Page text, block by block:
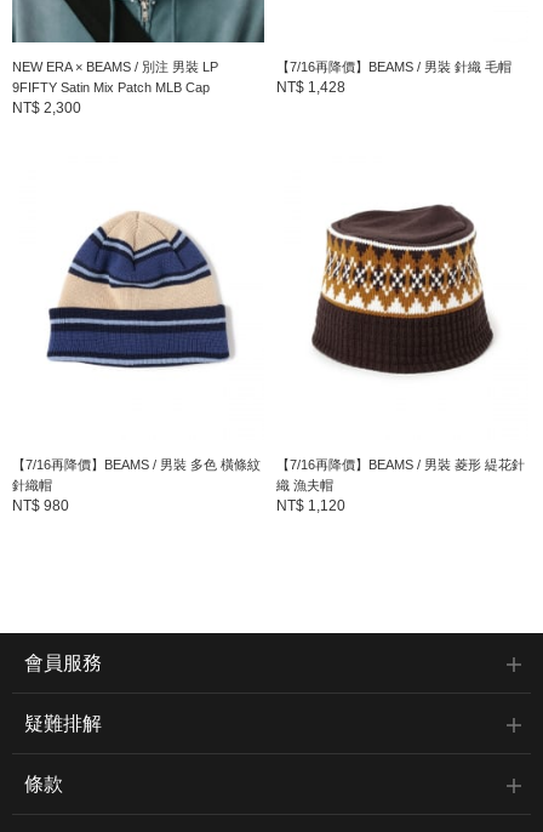
NEW ERA × BEAMS / 別注 男裝 LP
9FIFTY Satin Mix Patch MLB Cap
NT$ 2,300
【7/16再降價】BEAMS / 男裝 針織 毛帽
NT$ 1,428
【7/16再降價】BEAMS / 男裝 多色 橫條紋
針織帽
NT$ 980
【7/16再降價】BEAMS / 男裝 菱形 緹花針
織 漁夫帽
NT$ 1,120
會員服務
疑難排解
條款